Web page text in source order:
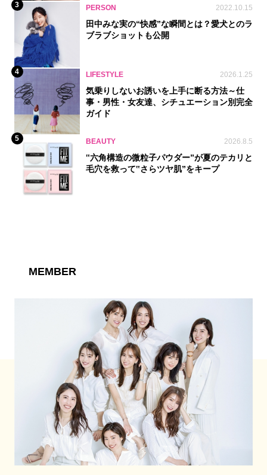
3 PERSON 2022.10.15
田中みな実の“快感”な瞬間とは？愛犬とのラ
ブラブショットも公開
4 LIFESTYLE 2026.1.25
気乗りしないお誘いを上手に断る方法～仕
事・男性・女友達、シチュエーション別完全
ガイド
5 BEAUTY 2026.8.5
‟六角構造の微粒子パウダー”が夏のテカリと
毛穴を救って‟さらツヤ肌”をキープ
MEMBER